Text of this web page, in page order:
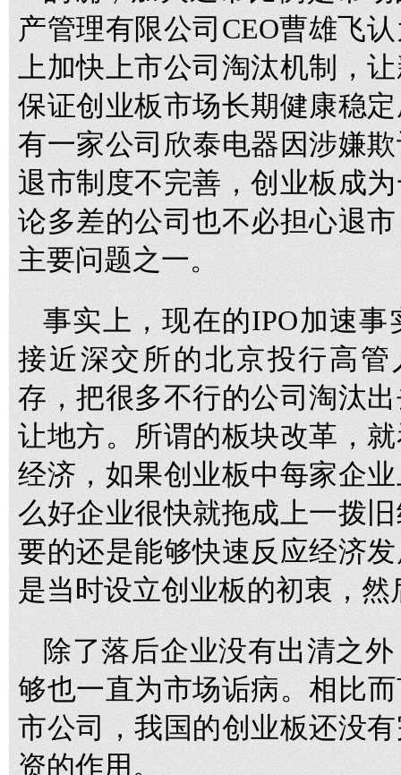
产管理有限公司CEO曹雄飞
上加快上市公司淘汰机制，
保证创业板市场长期健康稳
有一家公司欣泰电器因涉嫌
退市制度不完善，创业板成
论多差的公司也不必担心退
主要问题之一。
事实上，现在的IPO加速
接近深交所的北京投行高
存，把很多不行的公司淘汰
让地方。所谓的板块改革，
经济，如果创业板中每家企
么好企业很快就拖成上一拨
要的还是能够快速反应经济
是当时设立创业板的初衷，然
除了落后企业没有出清之
够也一直为市场诟病。相比
市公司，我国的创业板还没
资的作用。